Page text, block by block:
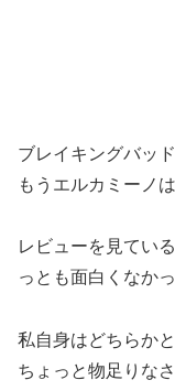
ブレイキングバッ
もうエルカミーノ
レビューを見てい
っとも面白くなか
私自身はどちらか
ちょっと物足りな